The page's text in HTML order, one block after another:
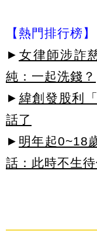
【熱門排行榜】
► 女律師涉詐
純：一起洗錢？
► 緯創發股利
話了
► 明年起0~18
話：此時不生